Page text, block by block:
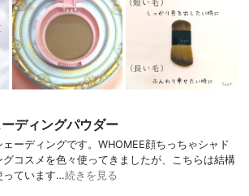
ディングパウダー
ーディングです。WHOMEE顔ちっちゃシャド
コスメを色々使ってきましたが、こちらは結構
っています…続きを見る